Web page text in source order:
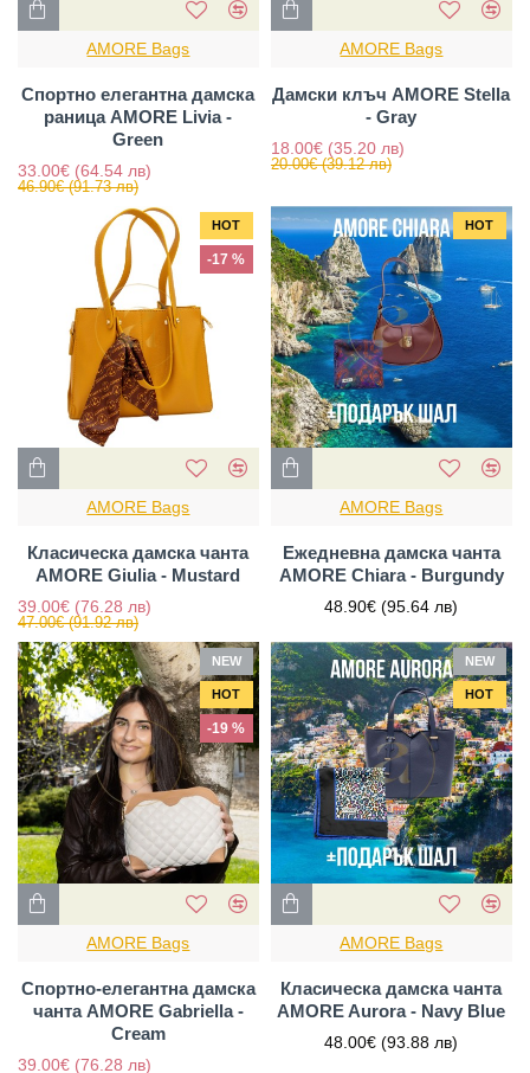
AMORE Bags
Спортно елегантна дамска
раница AMORE Livia -
Green
33.00€ (64.54 лв)
46.90€(91.73 лв)
AMORE Bags
Дамски клъч AMORE Stella
- Gray
18.00€ (35.20 лв)
20.00€(39.12 лв)
HOT
-17 %
AMORE Bags
Класическа дамска чанта
AMORE Giulia - Mustard
39.00€ (76.28 лв)
47.00€(91.92 лв)
HOT
AMORE Bags
Ежедневна дамска чанта
AMORE Chiara - Burgundy
48.90€(95.64 лв)
NEW
HOT
-19 %
AMORE Bags
Спортно-елегантна дамска
чанта AMORE Gabriella -
Cream
39.00€ (76.28 лв)
NEW
HOT
AMORE Bags
Класическа дамска чанта
AMORE Aurora - Navy Blue
48.00€(93.88 лв)